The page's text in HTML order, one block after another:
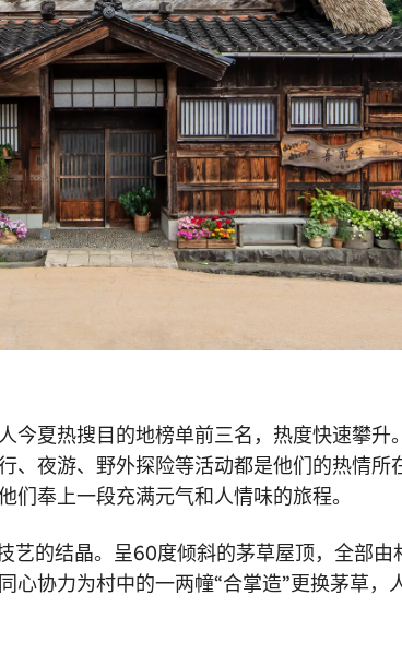
今夏热搜目的地榜单前三名，热度快速攀升
夜游、野外探险等活动都是他们的热情
奉上一段充满元气和人情味的旅程。
艺的结晶。呈60度倾斜的茅草屋顶，全部
协力为村中的一两幢“合掌造”更换茅草，